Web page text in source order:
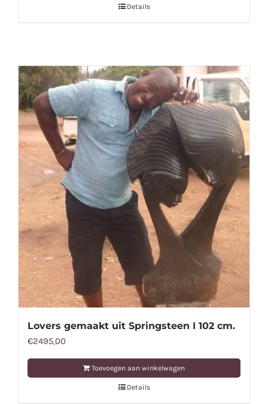
Details
Lovers gemaakt uit Springsteen I 102 cm.
€2495,00
Toevoegen aan winkelwagen
Details